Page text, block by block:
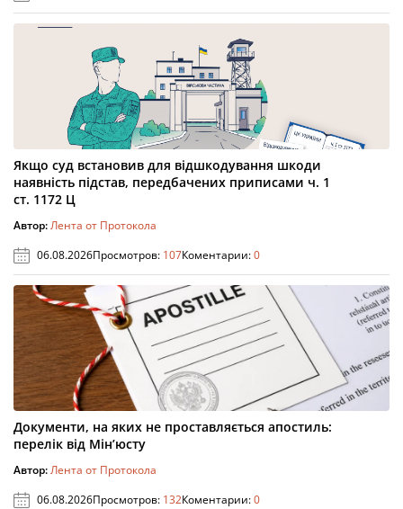
Якщо суд встановив для відшкодування шкоди
наявність підстав, передбачених приписами ч. 1
ст. 1172 Ц
Автор:Лента от Протокола
06.08.2026Просмотров: 107Коментарии:0
Документи, на яких не проставляється апостиль:
перелік від Мін’юсту
Автор:Лента от Протокола
06.08.2026Просмотров: 132Коментарии:0